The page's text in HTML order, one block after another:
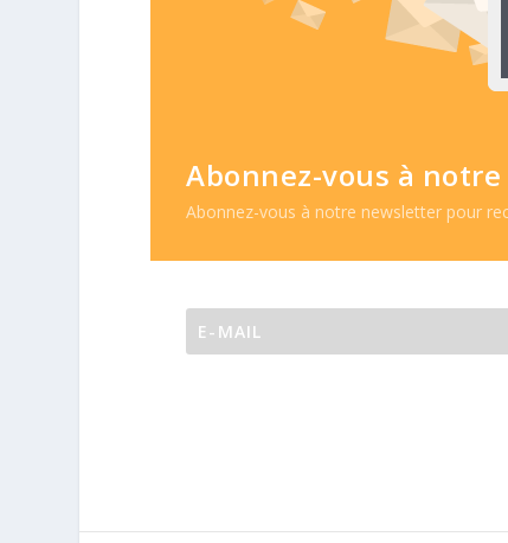
Abonnez-vous à
Abonnez-vous à notre newsletter pour